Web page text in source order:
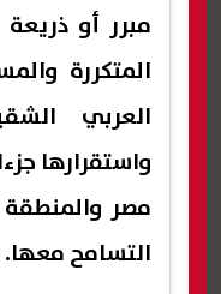
مبرر أو ذريعة
المتكررة
العربي
واستقرارها
مصر
التسامح معها.